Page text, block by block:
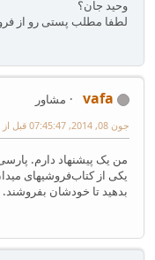
وحید جان؟
لطفا مطلب پستی رو از
vafa
مشاور
جون 08, 2014, 07:45:47 قبل از ظهر
من یک پیشنهاد دارم.
یکی از کتاب‌فروشیهای
بدهید تا خودشان بفروشند.